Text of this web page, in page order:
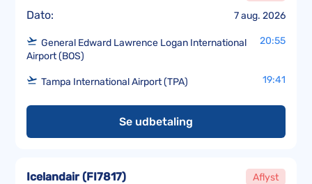
Dato: 7 aug. 2026
General Edward Lawrence Logan International
Airport (BOS)
20:55
Tampa International Airport (TPA) 19:41
Se udbetaling
Icelandair(FI7817) Aflyst